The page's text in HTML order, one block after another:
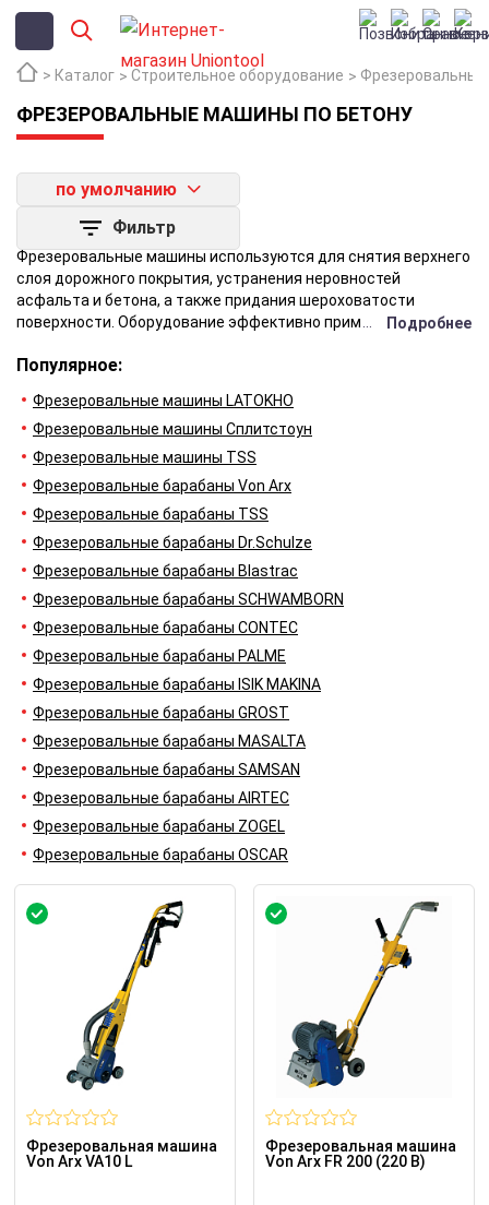
Каталог Строительное оборудование
Популярное:
Фрезеровальные машины LATOKHO
Фрезеровальные машины Сплитстоун
Фрезеровальные машины TSS
Фрезеровальные барабаны Von Arx
Фрезеровальные барабаны TSS
Фрезеровальные барабаны Dr.Schulze
Фрезеровальные барабаны Blastrac
Фрезеровальные барабаны SCHWAMBORN
Фрезеровальные барабаны CONTEC
Фрезеровальные барабаны PALME
Фрезеровальные барабаны ISIK MAKINA
Фрезеровальные барабаны GROST
Фрезеровальные барабаны MASALTA
Фрезеровальные барабаны SAMSAN
Фрезеровальные барабаны AIRTEC
Фрезеровальные барабаны ZOGEL
Фрезеровальные барабаны OSCAR
Фрезеровальные машины используются для снятия верхнего
слоя дорожного покрытия, устранения неровностей
асфальта и бетона, а также придания шероховатости
поверхности. Оборудование эффективно применяется для
и подготовки основания перед укладкой нового полотна. В
слоев и значительное увеличение срока службы покрытия.
Подробнее
ФРЕЗЕРОВАЛЬНЫЕ МАШИНЫ ПО БЕТОНУ
по умолчанию
Фильтр
Фрезеровальная машина
Von Arx VA10 L
Фрезеровальная машина
Von Arx FR 200 (220 В)